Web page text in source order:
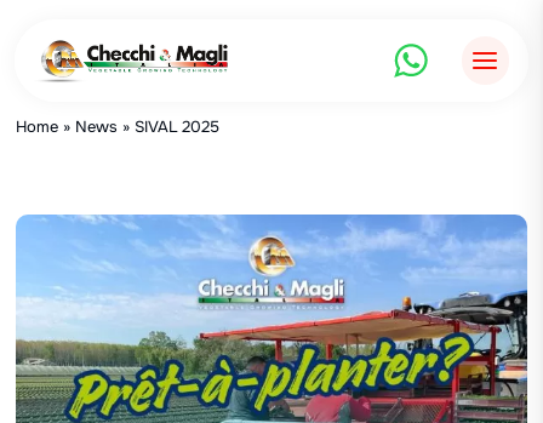
Inhalt
springen
Home » News » SIVAL 2025